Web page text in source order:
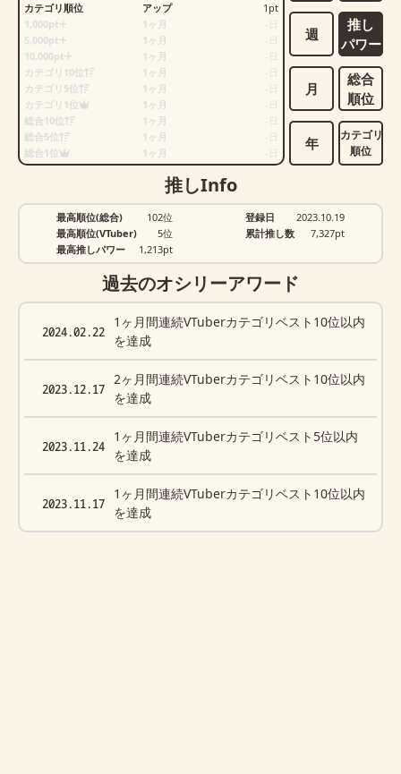
カテゴリ順位
アップ 1 pt
1,000pt
1ヶ月
日
5,000pt
1ヶ月
日
10,000pt
1ヶ月
日
カテゴリ10位
1ヶ月
日
カテゴリ5位
1ヶ月
日
カテゴリ1位
1ヶ月
日
総合10位
1ヶ月
日
総合5位
1ヶ月
日
総合1位
1ヶ月 日
週
月
年
推し
パワー
総合
順位
カテゴリ
順位
推しInfo
最高順位(総合)
102位
最高順位(VTuber)
5位
最高推しパワー
1,213pt
登録日
2023.10.19
累計推し数
7,327pt
過去のオシリーアワード
2024.02.22
1ヶ月間連続VTuberカテゴリベスト10位以内
を達成
2023.12.17
2ヶ月間連続VTuberカテゴリベスト10位以内
を達成
2023.11.24
1ヶ月間連続VTuberカテゴリベスト5位以内
を達成
2023.11.17
1ヶ月間連続VTuberカテゴリベスト10位以内
を達成